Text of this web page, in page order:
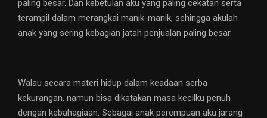
paling besar. Dan kebetulan aku yang paling cekatan serta
terampil dalam merangkai manik-manik, sehingga akulah
anak yang sering kebagian jatah penjualan paling besar.
Walau secara materi hidup dalam keadaan serba
kekurangan, namun bisa dikatakan masa kecilku penuh
dengan kebahagiaan. Sebagai anak perempuan aku jarang